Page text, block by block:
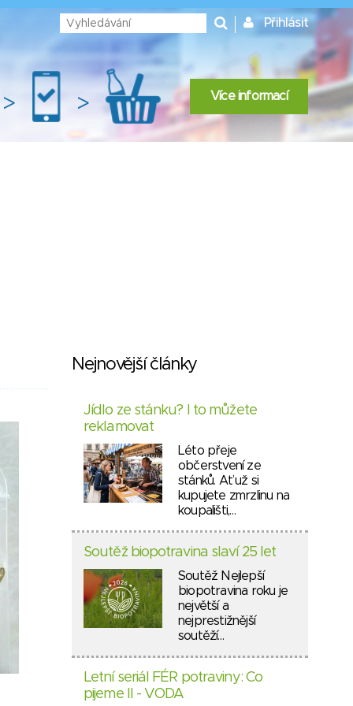
Přihlásit
> > Více informací
Nejnovější články
Jídlo ze stánku? I to můžete
reklamovat
Léto přeje
občerstvení ze
stánků. Ať už si
kupujete zmrzlinu na
koupališti,…
Soutěž biopotravina slaví 25 let
Soutěž Nejlepší
biopotravina roku je
největší a
nejprestižnější
soutěží…
Letní seriál FÉR potraviny: Co
pijeme II - VODA